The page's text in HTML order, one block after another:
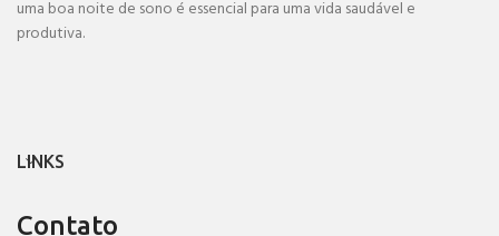
uma boa noite de sono é essencial para uma vida saudável e
produtiva.
LINKS
Contato